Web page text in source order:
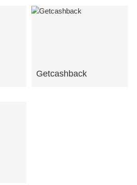
Getcashback